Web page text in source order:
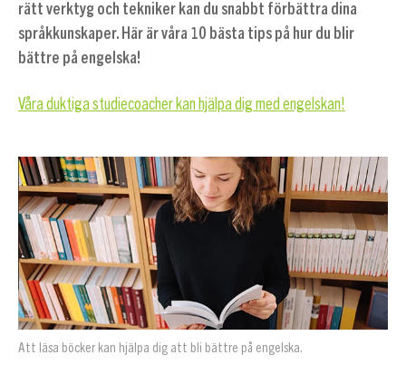
rätt verktyg och tekniker kan du snabbt förbättra dina
språkkunskaper. Här är våra 10 bästa tips på hur du blir
bättre på engelska!
Våra duktiga studiecoacher kan hjälpa dig med engelskan!
Att läsa böcker kan hjälpa dig att bli bättre på engelska.